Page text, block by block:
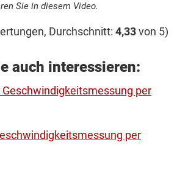
Sie in diesem Video.
Durchschnitt: 4,33von 5)
auch interessieren:
Geschwindigkeitsmessung per
per